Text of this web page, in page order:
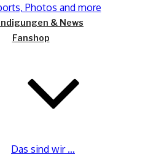
Photos and more
& News
Fanshop
Das sind wir …